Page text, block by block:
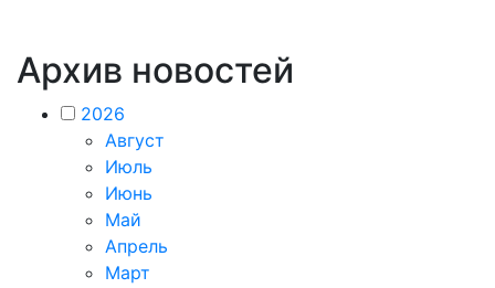
Архив новостей
2026
Август
Июль
Июнь
Май
Апрель
Март